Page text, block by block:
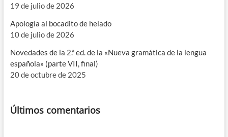
19 de julio de 2026
Apología al bocadito de helado
10 de julio de 2026
Novedades de la 2.ª ed. de la «Nueva gramática de la lengua
española» (parte VII, final)
20 de octubre de 2025
Últimos comentarios